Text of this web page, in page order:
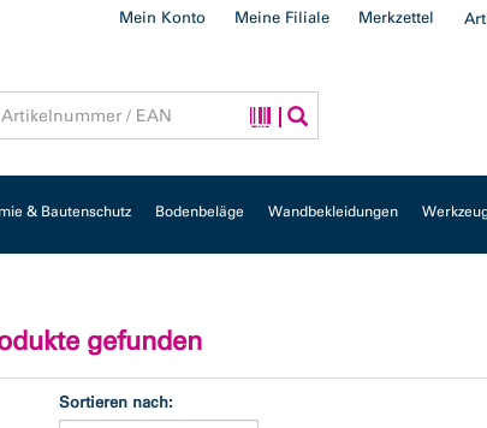
Mein Konto Meine Filiale Merkzettel
& Bautenschutz Bodenbeläge Wandbekleidungen
gefunden
Sortieren nach: